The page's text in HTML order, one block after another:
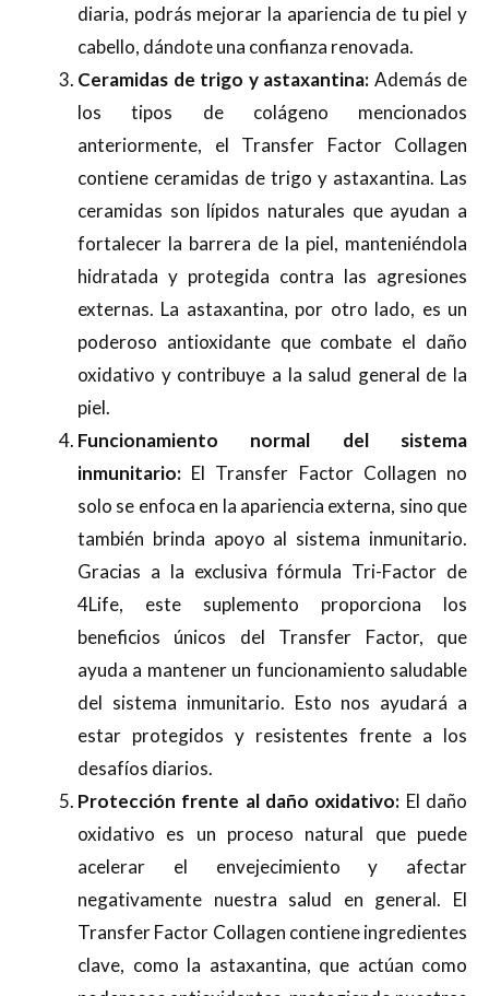
diaria, podrás mejorar la apariencia de tu piel y
cabello, dándote una confianza renovada.
Ceramidas de trigo y astaxantina: Además de
los tipos de colágeno mencionados
anteriormente, el Transfer Factor Collagen
contiene ceramidas de trigo y astaxantina. Las
ceramidas son lípidos naturales que ayudan a
fortalecer la barrera de la piel, manteniéndola
hidratada y protegida contra las agresiones
externas. La astaxantina, por otro lado, es un
poderoso antioxidante que combate el daño
oxidativo y contribuye a la salud general de la
piel.
Funcionamiento normal del sistema
inmunitario: El Transfer Factor Collagen no
solo se enfoca en la apariencia externa, sino que
también brinda apoyo al sistema inmunitario.
Gracias a la exclusiva fórmula Tri-Factor de
4Life, este suplemento proporciona los
beneficios únicos del Transfer Factor, que
ayuda a mantener un funcionamiento saludable
del sistema inmunitario. Esto nos ayudará a
estar protegidos y resistentes frente a los
desafíos diarios.
Protección frente al daño oxidativo: El daño
oxidativo es un proceso natural que puede
acelerar el envejecimiento y afectar
negativamente nuestra salud en general. El
Transfer Factor Collagen contiene ingredientes
clave, como la astaxantina, que actúan como